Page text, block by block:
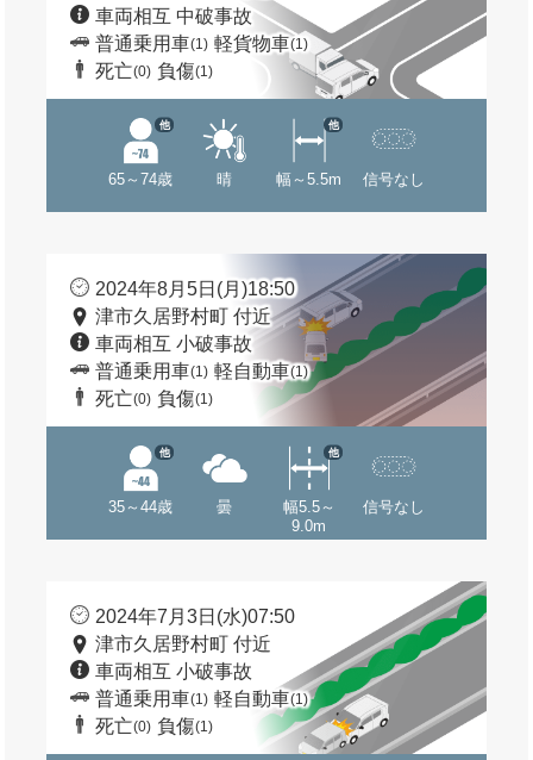
車両相互 中破事故
普通乗用車(1) 軽貨物車(1)
死亡(0) 負傷(1)
65～74歳
他
晴 幅～5.5m
他
信号なし
2024年8月5日(月)18:50
津市久居野村町 付近
車両相互 小破事故
普通乗用車(1) 軽自動車(1)
死亡(0) 負傷(1)
35～44歳
他
曇
幅5.5～
9.0m
他
信号なし
2024年7月3日(水)07:50
津市久居野村町 付近
車両相互 小破事故
普通乗用車(1) 軽自動車(1)
死亡(0) 負傷(1)